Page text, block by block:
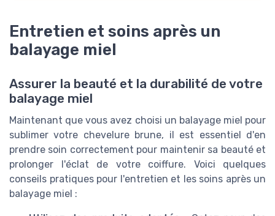
Entretien et soins après un
balayage miel
Assurer la beauté et la durabilité de votre
balayage miel
Maintenant que vous avez choisi un balayage miel pour
sublimer votre chevelure brune, il est essentiel d'en
prendre soin correctement pour maintenir sa beauté et
prolonger l'éclat de votre coiffure. Voici quelques
conseils pratiques pour l'entretien et les soins après un
balayage miel :